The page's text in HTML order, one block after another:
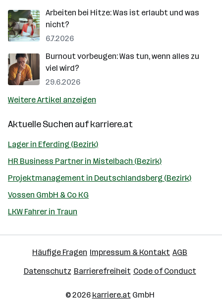
Arbeiten bei Hitze: Was ist erlaubt und was
nicht?
6.7.2026
Burnout vorbeugen: Was tun, wenn alles zu
viel wird?
29.6.2026
Weitere Artikel anzeigen
Aktuelle Suchen aufkarriere.at
Lager in Eferding (Bezirk)
HR Business Partner in Mistelbach (Bezirk)
Projektmanagement in Deutschlandsberg (Bezirk)
Vossen GmbH & Co KG
LKW Fahrer in Traun
Häufige Fragen Impressum & Kontakt AGB
Datenschutz Barrierefreiheit Code of Conduct
© 2026 karriere.at GmbH